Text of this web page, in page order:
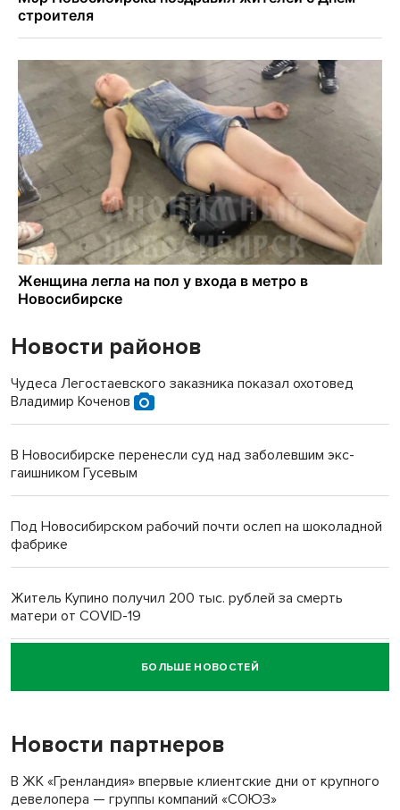
Новости районов
Чудеса Легостаевского заказника показал охотовед
Владимир Коченов
В Новосибирске перенесли суд над заболевшим экс-
гаишником Гусевым
Под Новосибирском рабочий почти ослеп на шоколадной
фабрике
Житель Купино получил 200 тыс. рублей за смерть
матери от COVID-19
Новосибирский суд наказал водителя за смерть
пенсионерки на вокзале
БОЛЬШЕ НОВОСТЕЙ
Новости партнеров
В ЖК «Гренландия» впервые клиентские дни от крупного
девелопера — группы компаний «СОЮЗ»